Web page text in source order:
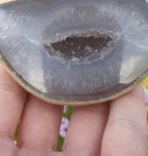
AJOUTER AU PANIER